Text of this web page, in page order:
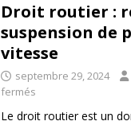
Droit routier :
suspension de
vitesse
septembre 29, 2024
fermés
Le droit routier est un